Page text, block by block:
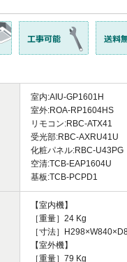
室内:AIU-GP1601H
室外:ROA-RP1604HS
リモコン:RBC-ATX41
受光部:RBC-AXRU41U
化粧パネル:RBC-U43PG
空清:TCB-EAP1604U
基板:TCB-PCPD1
【室内機】
［重量］24 Kg
［寸法］
【室外機】
［重量］79 Kg